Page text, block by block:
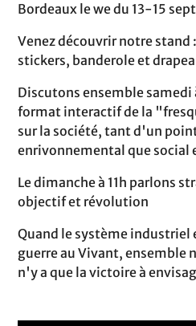
Bordeaux le we du 13-15
Venez découvrir notre stand
stickers, banderole et
Discutons ensemble samedi
format interactif de la
sur la société, tant d'un
enrivonnemental que social
Le dimanche à 11h parlons
objectif et révolution
Quand le système industriel
guerre au Vivant, ensemble
n'y a que la victoire à